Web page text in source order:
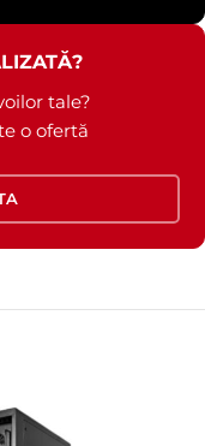
tale?
o ofertă